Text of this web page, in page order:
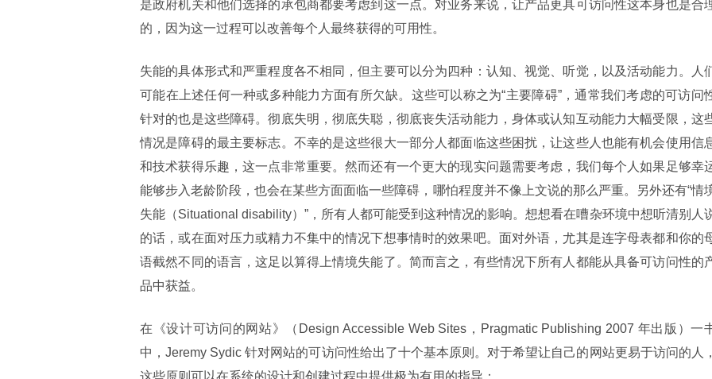
是政府机关和他们选择的承包商都要考虑到这一点。对业务来说，让产品更具可访问性这本身也是合
的，因为这一过程可以改善每个人最终获得的可用性。
失能的具体形式和严重程度各不相同，但主要可以分为四种：认知、视觉、听觉，以及活动能力。人
可能在上述任何一种或多种能力方面有所欠缺。这些可以称之为“主要障碍”，通常我们考虑的可访问
针对的也是这些障碍。彻底失明，彻底失聪，彻底丧失活动能力，身体或认知互动能力大幅受限，这
情况是障碍的最主要标志。不幸的是这些很大一部分人都面临这些困扰，让这些人也能有机会使用信
和技术获得乐趣，这一点非常重要。然而还有一个更大的现实问题需要考虑，我们每个人如果足够幸
能够步入老龄阶段，也会在某些方面面临一些障碍，哪怕程度并不像上文说的那么严重。另外还有“情
失能（Situational disability）”，所有人都可能受到这种情况的影响。想想看在嘈杂环境中想听清别人
的话，或在面对压力或精力不集中的情况下想事情时的效果吧。面对外语，尤其是连字母表都和你的
语截然不同的语言，这足以算得上情境失能了。简而言之，有些情况下所有人都能从具备可访问性的
品中获益。
在《设计可访问的网站》（Design Accessible Web Sites，Pragmatic Publishing 2007 年出版）一
中，Jeremy Sydic 针对网站的可访问性给出了十个基本原则。对于希望让自己的网站更易于访问的人
这些原则可以在系统的设计和创建过程中提供极为有用的指导：